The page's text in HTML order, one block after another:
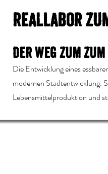
Reallabor
Der weg zum
Die Entwicklung eines
modernen Stadtentwicklung.
Lebensmittelproduktion und